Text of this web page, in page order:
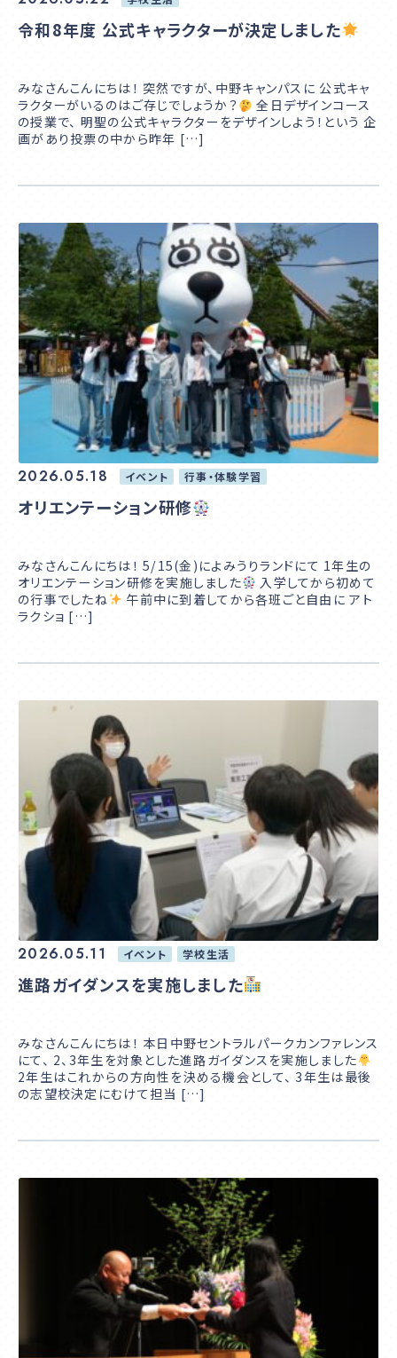
中野キャンパス
03-5340-7210
令和8年度 公式キャラクターが決定しました
みなさんこんにちは！ 突然ですが、中野キャンパスに 公式キャ
ラクターがいるのはご存じでしょうか？
全日デザインコース
の授業で、 明聖の公式キャラクターをデザインしよう！という 企
画があり投票の中から昨年 […]
2026.05.18 イベント 行事・体験学習
オリエンテーション研修
みなさんこんにちは！ 5/15(金)によみうりランドにて 1年生の
オリエンテーション研修を実施しました
入学してから初めて
の行事でしたね
午前中に到着してから各班ごと自由に アト
ラクショ […]
2026.05.11 イベント 学校生活
進路ガイダンスを実施しました
みなさんこんにちは！ 本日中野セントラルパークカンファレンス
にて、 2、3年生を対象とした進路ガイダンスを実施しました
2年生はこれからの方向性を決める機会として、 3年生は最後
の志望校決定にむけて担当 […]